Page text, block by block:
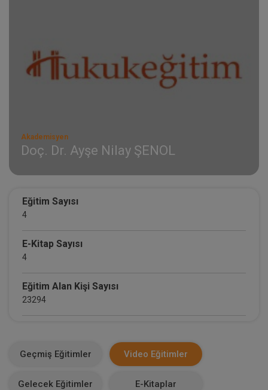
Akademisyen
Doç. Dr. Ayşe Nilay ŞENOL
Eğitim Sayısı
4
E-Kitap Sayısı
4
Eğitim Alan Kişi Sayısı
23294
0
Geçmiş Eğitimler Video Eğitimler
Gelecek Eğitimler E-Kitaplar